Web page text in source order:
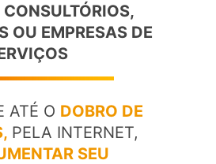
OU EMPRESAS DE
ATÉ O DOBRO DE
PELA INTERNET,
SEU